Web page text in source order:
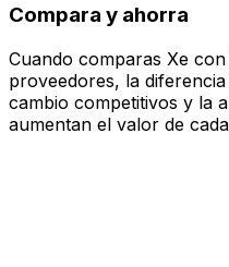
Compara y ahorra
Cuando comparas Xe
proveedores, la
cambio competitivos y la
aumentan el valor de